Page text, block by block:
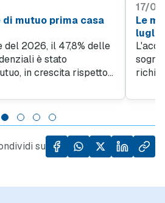
mutuo prima casa
2026, il 47,8% delle
è stato
in crescita rispetto
sia importante
facilitare l'acquisto
in un contesto in cui il
degli immobili ha
del 5,5% rispetto
17/
Le
su